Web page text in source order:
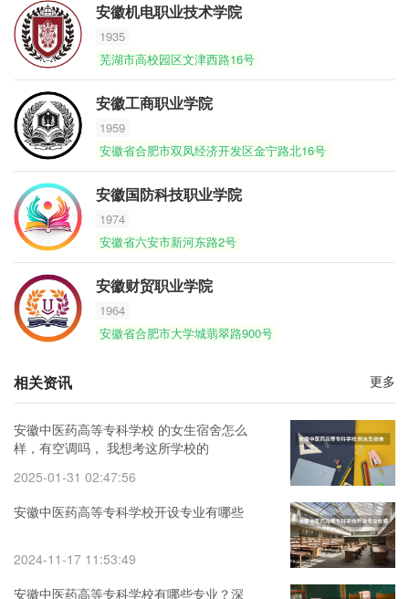
安徽机电职业技术学院
1935
芜湖市高校园区文津西路16号
安徽工商职业学院
1959
安徽省合肥市双凤经济开发区金宁路北16号
安徽国防科技职业学院
1974
安徽省六安市新河东路2号
安徽财贸职业学院
1964
安徽省合肥市大学城翡翠路900号
相关资讯 更多
安徽中医药高等专科学校 的女生宿舍怎么
样，有空调吗， 我想考这所学校的
2025-01-31 02:47:56
安徽中医药高等专科学校开设专业有哪些
2024-11-17 11:53:49
安徽中医药高等专科学校有哪些专业？深